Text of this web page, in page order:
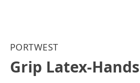
PORTWEST
Grip Latex-